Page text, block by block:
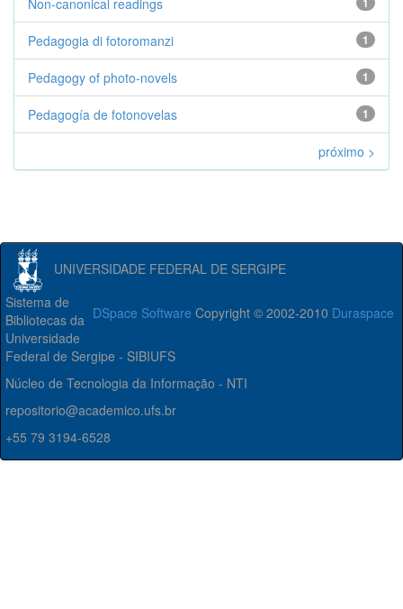
Non-canonical readings
1
Pedagogia di fotoromanzi
1
Pedagogy of photo-novels
1
Pedagogía de fotonovelas
próximo >
UNIVERSIDADE FEDERAL DE SERGIPE
DSpace Software Copyright © 2002-2010 Duraspace
Sistema de
Bibliotecas da
Universidade
Federal de Sergipe - SIBIUFS
Núcleo de Tecnologia da Informação - NTI
repositorio@academico.ufs.br
+55 79 3194-6528